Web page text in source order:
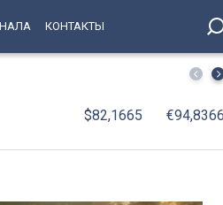
КОНТАКТЫ
Поймали за день: рецидивист
$82,1665 €94,8366